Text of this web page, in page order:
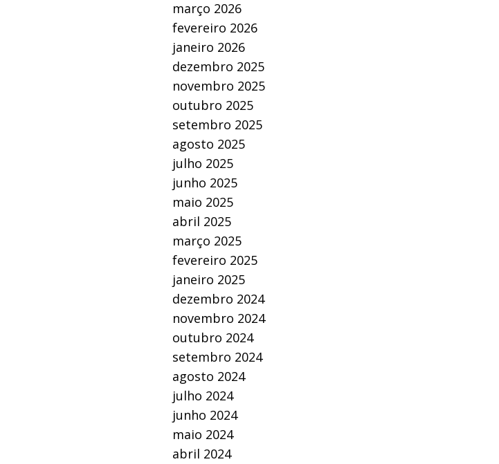
março 2026
fevereiro 2026
janeiro 2026
dezembro 2025
novembro 2025
outubro 2025
setembro 2025
agosto 2025
julho 2025
junho 2025
maio 2025
abril 2025
março 2025
fevereiro 2025
janeiro 2025
dezembro 2024
novembro 2024
outubro 2024
setembro 2024
agosto 2024
julho 2024
junho 2024
maio 2024
abril 2024